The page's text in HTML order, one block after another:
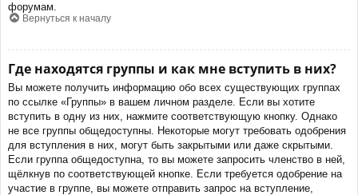
форумам.
Вернуться к началу
Где находятся группы и как мне вступить в них?
Вы можете получить информацию обо всех существующих группах
по ссылке «Группы» в вашем личном разделе. Если вы хотите
вступить в одну из них, нажмите соответствующую кнопку. Однако
не все группы общедоступны. Некоторые могут требовать одобрения
для вступления в них, могут быть закрытыми или даже скрытыми.
Если группа общедоступна, то вы можете запросить членство в ней,
щёлкнув по соответствующей кнопке. Если требуется одобрение на
участие в группе, вы можете отправить запрос на вступление,